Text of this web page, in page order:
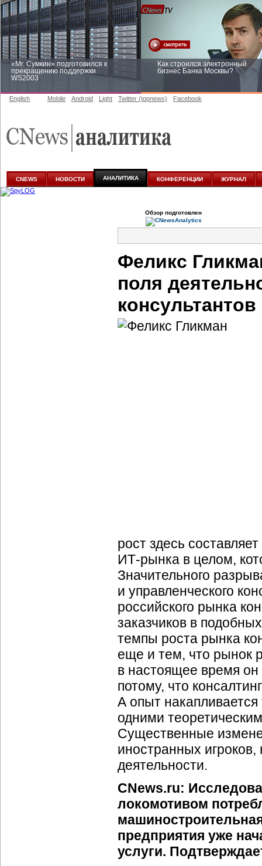
«Mr. Сумкин» подготовился к
прекращению поддержки
WS2003
Как строился электронный
бизнес Банка Москвы?
аналитике
English Mobile Android Light Twitter (topnews) Facebook
CNEWS НОВОСТИ АНАЛИТИКА КОНФЕРЕНЦИИ ЖУРНАЛ
Обзор подготовлен
Феликс
поля
консультантов
рост здесь
ИТ-рынка в целом,
Значительного
и управленческого
российского рынка
заказчиков в
темпы роста рынка
еще и тем, что рынок
в настоящее время
потому, что
А опыт
одними
Существенные
иностранных
деятельности.
CNews.ru:
локомотивом
предприятия уже
услуги.